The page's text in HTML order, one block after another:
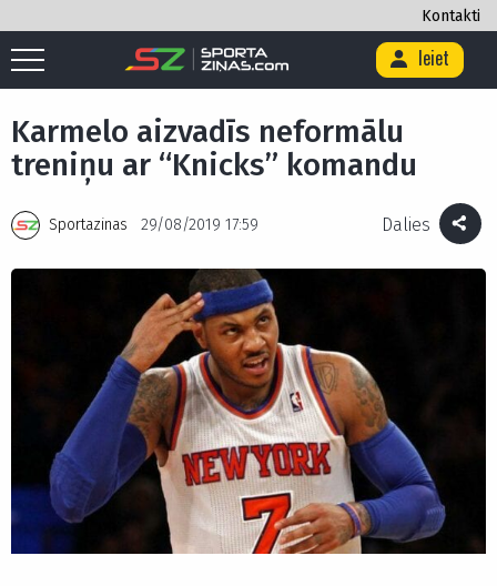
Kontakti
Ieiet
Sākums Basketbols / Karmelo aizvadīs neformālu treniņu ar “Knicks”
Karmelo aizvadīs neformālu
treniņu ar “Knicks” komandu
Sportazinas 29/08/2019 17:59 Dalies